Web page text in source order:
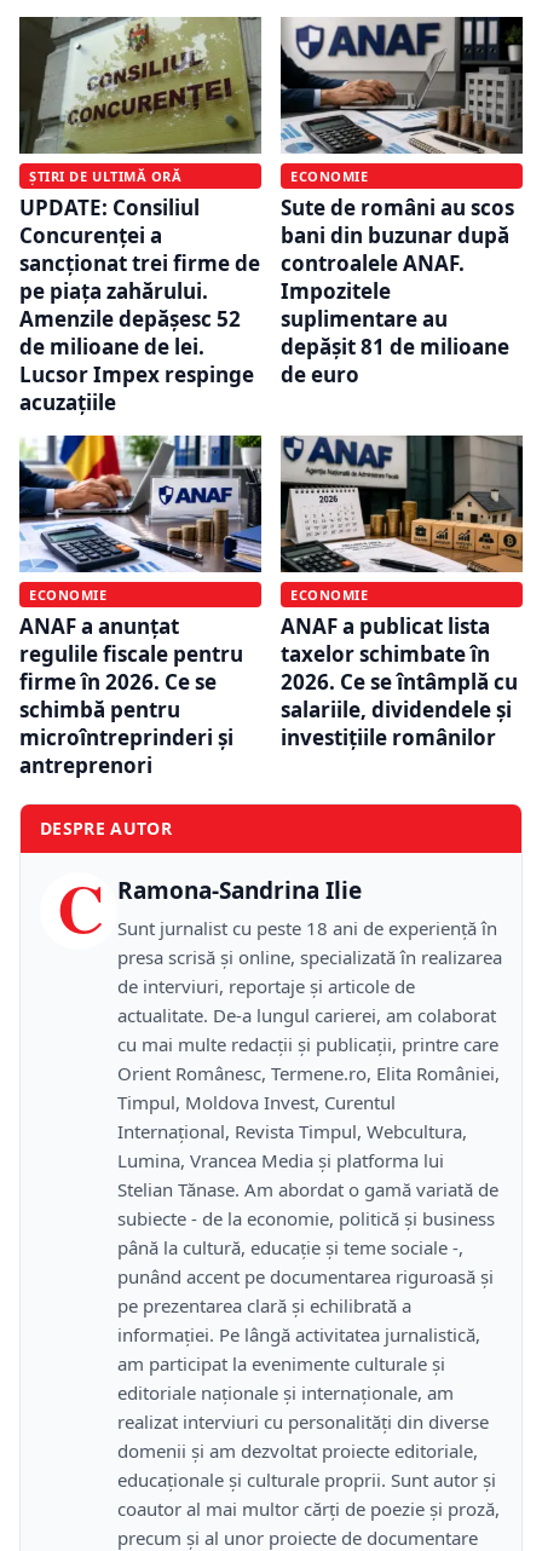
ȘTIRI DE ULTIMĂ ORĂ
UPDATE: Consiliul
Concurenței a
sancționat trei firme de
pe piața zahărului.
Amenzile depășesc 52
de milioane de lei.
Lucsor Impex respinge
acuzațiile
ECONOMIE
Sute de români au scos
bani din buzunar după
controalele ANAF.
Impozitele
suplimentare au
depășit 81 de milioane
de euro
ECONOMIE
ANAF a anunțat
regulile fiscale pentru
firme în 2026. Ce se
schimbă pentru
microîntreprinderi și
antreprenori
ECONOMIE
ANAF a publicat lista
taxelor schimbate în
2026. Ce se întâmplă cu
salariile, dividendele și
investițiile românilor
DESPRE AUTOR
C Ramona-Sandrina Ilie
Sunt jurnalist cu peste 18 ani de experiență în
presa scrisă și online, specializată în realizarea
de interviuri, reportaje și articole de
actualitate. De-a lungul carierei, am colaborat
cu mai multe redacții și publicații, printre care
Orient Românesc, Termene.ro, Elita României,
Timpul, Moldova Invest, Curentul
Internațional, Revista Timpul, Webcultura,
Lumina, Vrancea Media și platforma lui
Stelian Tănase. Am abordat o gamă variată de
subiecte - de la economie, politică și business
până la cultură, educație și teme sociale -,
punând accent pe documentarea riguroasă și
pe prezentarea clară și echilibrată a
informației. Pe lângă activitatea jurnalistică,
am participat la evenimente culturale și
editoriale naționale și internaționale, am
realizat interviuri cu personalități din diverse
domenii și am dezvoltat proiecte editoriale,
educaționale și culturale proprii. Sunt autor și
coautor al mai multor cărți de poezie și proză,
precum și al unor proiecte de documentare